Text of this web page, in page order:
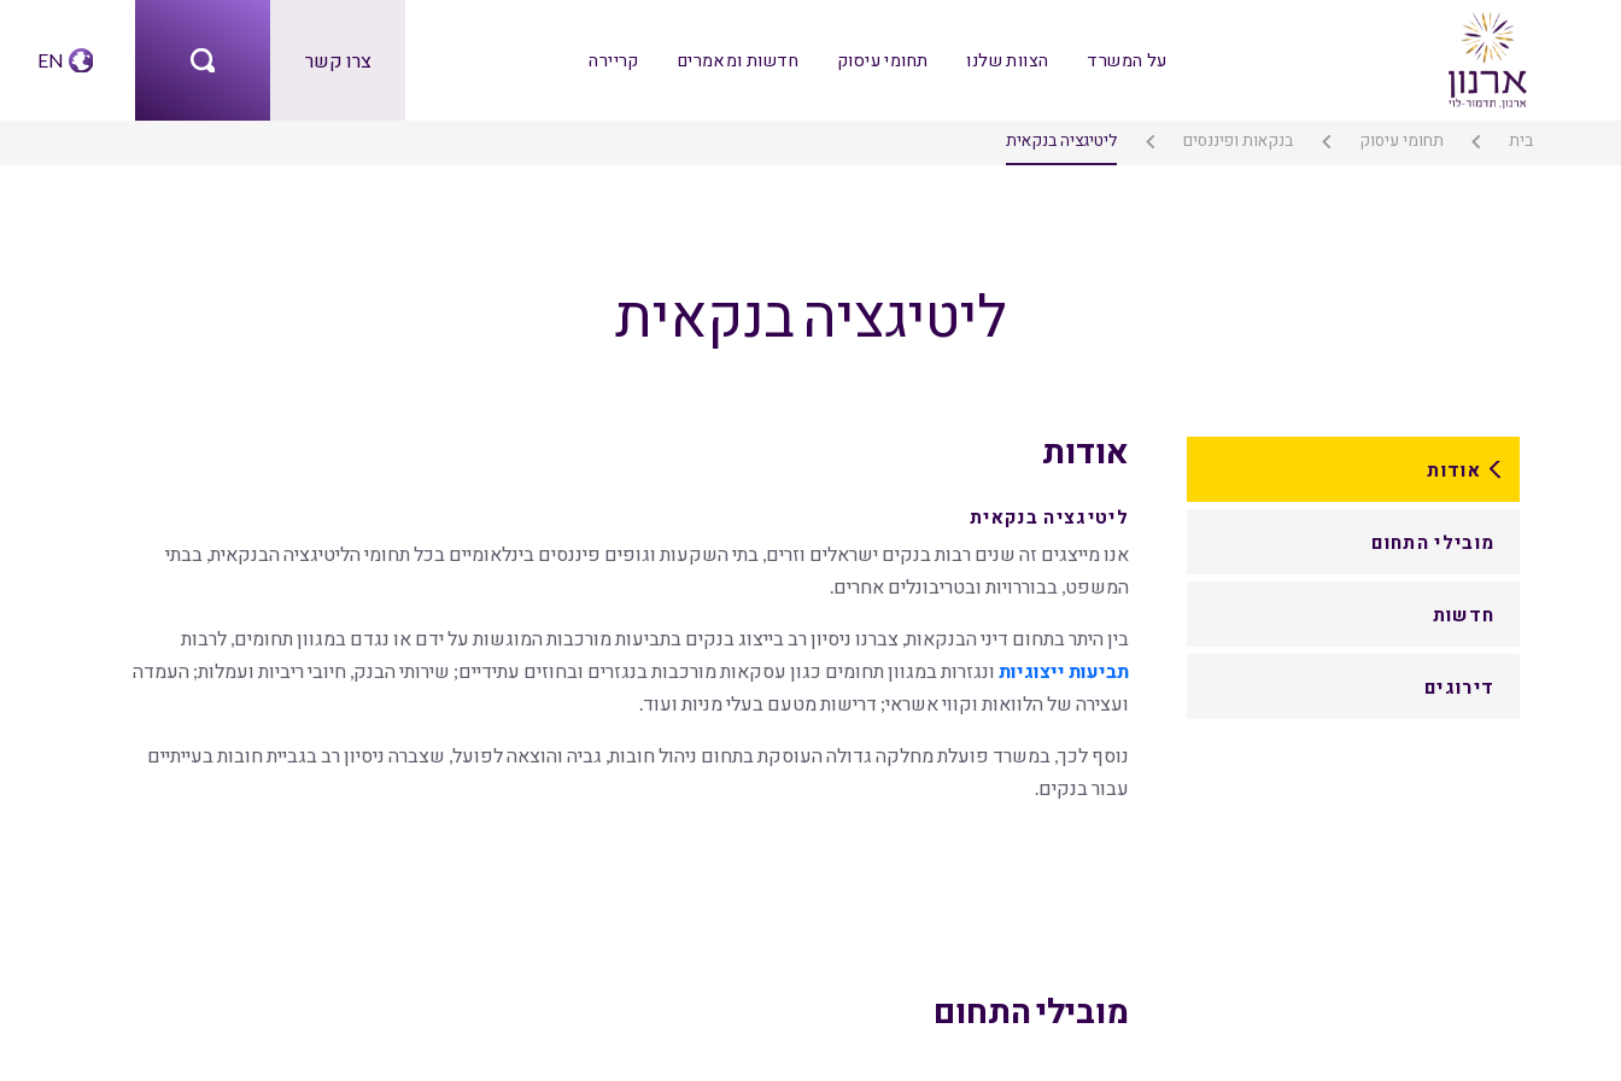
על המשרד הצוות שלנו תחומי עיסוק חדשות ומאמרים קריירה צרו קשר EN
בית תחומי עיסוק בנקאות ופיננסים ליטיגציה בנקאית
ליטיגציה בנקאית
אודות
מובילי התחום
חדשות
דירוגים
אודות
ליטיגציה בנקאית
אנו מייצגים זה שנים רבות בנקים ישראלים וזרים, בתי השקעות וגופים פיננסים בינלאומיים בכל תחומי הליטיגציה הבנקאית, בבתי
המשפט, בבוררויות ובטריבונלים אחרים.
בין היתר בתחום דיני הבנקאות, צברנו ניסיון רב בייצוג בנקים בתביעות מורכבות המוגשות על ידם או נגדם במגוון תחומים, לרבות
תביעות ייצוגיות ונגזרות במגוון תחומים כגון עסקאות מורכבות בנגזרים ובחוזים עתידיים; שירותי הבנק, חיובי ריביות ועמלות; העמדה
ועצירה של הלוואות וקווי אשראי; דרישות מטעם בעלי מניות ועוד.
נוסף לכך, במשרד פועלת מחלקה גדולה העוסקת בתחום ניהול חובות, גביה והוצאה לפועל, שצברה ניסיון רב בגביית חובות בעייתיים
עבור בנקים.
מובילי התחום